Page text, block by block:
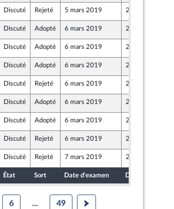
Discuté Rejeté 5 mars 2019 26 février 2019
Discuté Adopté 6 mars 2019 26 février 2019
Discuté Adopté 6 mars 2019 26 février 2019
Discuté Adopté 6 mars 2019 26 février 2019
Discuté Rejeté 6 mars 2019 26 février 2019
Discuté Adopté 6 mars 2019 26 février 2019
Discuté Adopté 6 mars 2019 26 février 2019
Discuté Rejeté 6 mars 2019 26 février 2019
Discuté Rejeté 7 mars 2019 26 février 2019
État Sort Date d'examen Date de dépôt
6 ... 49